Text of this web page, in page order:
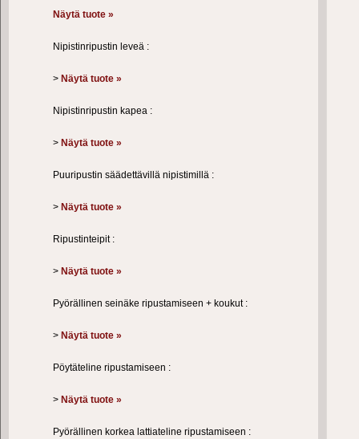
Näytä tuote »
Nipistinripustin leveä :
> Näytä tuote »
Nipistinripustin kapea :
> Näytä tuote »
Puuripustin säädettävillä nipistimillä :
> Näytä tuote »
Ripustinteipit :
> Näytä tuote »
Pyörällinen seinäke ripustamiseen + koukut :
> Näytä tuote »
Pöytäteline ripustamiseen :
> Näytä tuote »
Pyörällinen korkea lattiateline ripustamiseen :